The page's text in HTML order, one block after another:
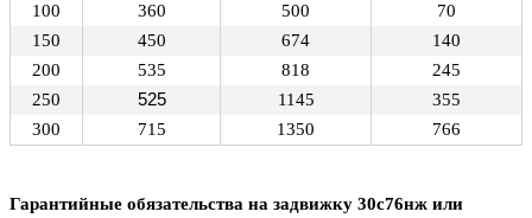
100
360 500
70
150
450 674
140
200
535 818
245
250
525 1145
355
300
715 1350 766
Гарантийные обязательства на задвижку 30с76нж или